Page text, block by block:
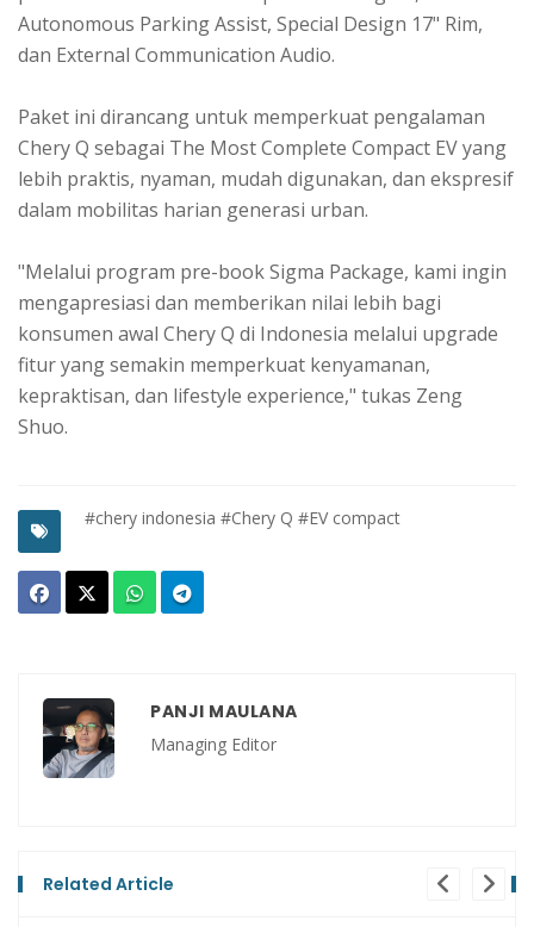
Autonomous Parking Assist, Special Design 17" Rim,
dan External Communication Audio.
Paket ini dirancang untuk memperkuat pengalaman
Chery Q sebagai The Most Complete Compact EV yang
lebih praktis, nyaman, mudah digunakan, dan ekspresif
dalam mobilitas harian generasi urban.
"Melalui program pre-book Sigma Package, kami ingin
mengapresiasi dan memberikan nilai lebih bagi
konsumen awal Chery Q di Indonesia melalui upgrade
fitur yang semakin memperkuat kenyamanan,
kepraktisan, dan lifestyle experience," tukas Zeng
Shuo.
#chery indonesia #Chery Q #EV compact
PANJI MAULANA
Managing Editor
Related Article